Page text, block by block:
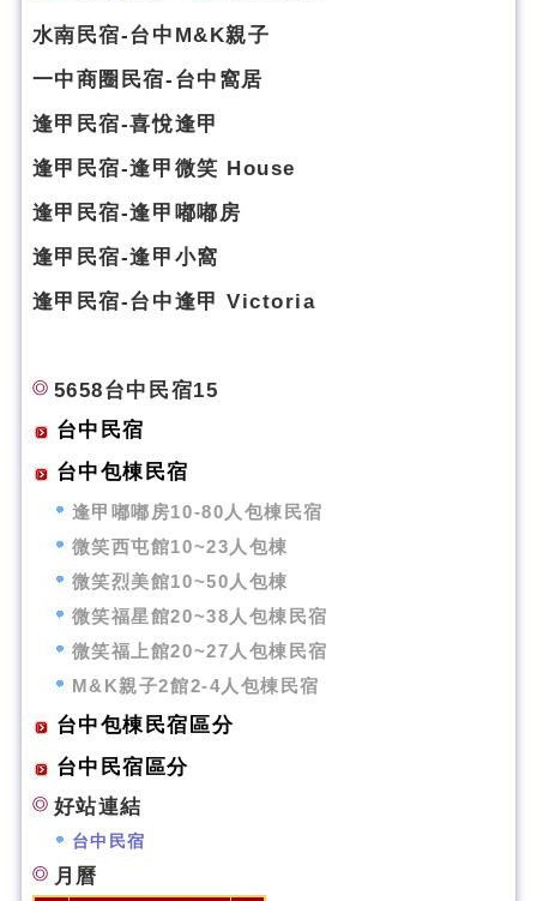
水南民宿-台中M&K親子
一中商圈民宿-台中窩居
逢甲民宿-喜悅逢甲
逢甲民宿-逢甲微笑 House
逢甲民宿-逢甲嘟嘟房
逢甲民宿-逢甲小窩
逢甲民宿-台中逢甲 Victoria
5658台中民宿15
台中民宿
台中包棟民宿
逢甲嘟嘟房10-80人包棟民宿
微笑西屯館10~23人包棟
微笑烈美館10~50人包棟
微笑福星館20~38人包棟民宿
微笑福上館20~27人包棟民宿
M&K親子2館2-4人包棟民宿
台中包棟民宿區分
台中民宿區分
好站連結
台中民宿
月曆